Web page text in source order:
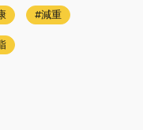
減重